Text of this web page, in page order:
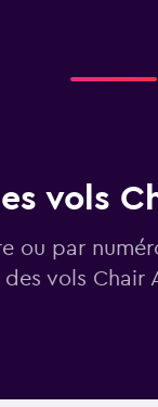
vols
ou par
des vols Chair